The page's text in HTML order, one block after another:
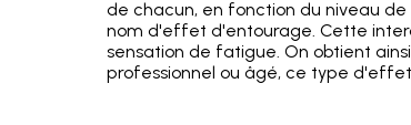
de chacun, en fonction du niveau de
nom d'effet d'entourage. Cette
sensation de fatigue. On obtient
professionnel ou âgé, ce type